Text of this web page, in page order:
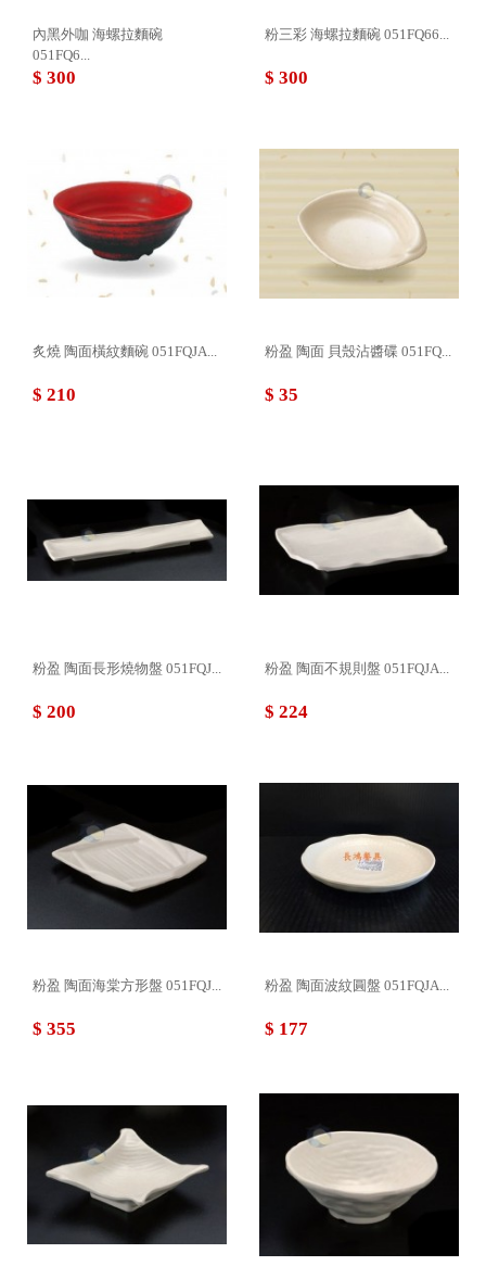
內黑外咖 海螺拉麵碗
051FQ6...
$ 300
粉三彩 海螺拉麵碗 051FQ66...
$ 300
炙燒 陶面橫紋麵碗 051FQJA...
$ 210
粉盈 陶面 貝殼沾醬碟 051FQ...
$ 35
粉盈 陶面長形燒物盤 051FQJ...
$ 200
粉盈 陶面不規則盤 051FQJA...
$ 224
粉盈 陶面海棠方形盤 051FQJ...
$ 355
粉盈 陶面波紋圓盤 051FQJA...
$ 177